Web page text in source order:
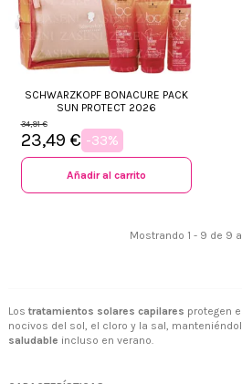
SCHWARZKOPF BONACURE PACK
SUN PROTECT 2026
34,91 €
23,49 € -33%
Añadir al carrito
Mostrando 1 - 9 de 9
Los tratamientos solares capilares protegen
nocivos del sol, el cloro y la sal,
saludable incluso en verano.
+34 968 06 63 44L-V 10:00 - 14:00